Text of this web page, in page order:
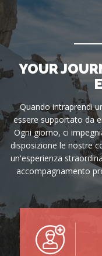
YOUR
Quando intraprendi
essere supportato da
Ogni giorno, ci
disposizione le nostre
un'esperienza
accompagnamento